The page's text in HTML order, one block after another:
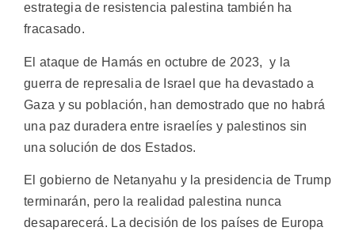
estrategia de resistencia palestina también ha
fracasado.
El ataque de Hamás en octubre de 2023, y la
guerra de represalia de Israel que ha devastado a
Gaza y su población, han demostrado que no habrá
una paz duradera entre israelíes y palestinos sin
una solución de dos Estados.
El gobierno de Netanyahu y la presidencia de Trump
terminarán, pero la realidad palestina nunca
desaparecerá. La decisión de los países de Europa